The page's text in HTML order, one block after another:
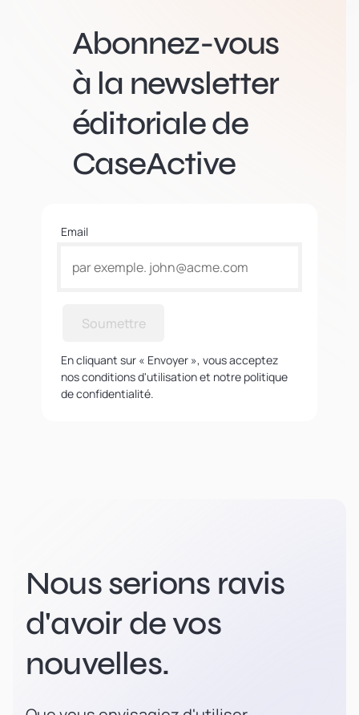
Abonnez-vous
à la newsletter
éditoriale de
CaseActive
Email
Soumettre
En cliquant sur « Envoyer », vous acceptez
nos conditions d'utilisation et notre politique
de confidentialité.
Nous serions ravis
d'avoir de vos
nouvelles.